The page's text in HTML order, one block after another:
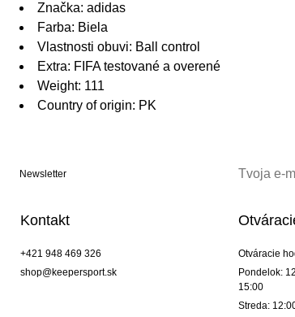
Značka: adidas
Farba: Biela
Vlastnosti obuvi: Ball control
Extra: FIFA testované a overené
Weight: 111
Country of origin: PK
Newsletter
Kontakt
+421 948 469 326
shop@keepersport.sk
Otváracie
Pondelok:
15:00
Streda: